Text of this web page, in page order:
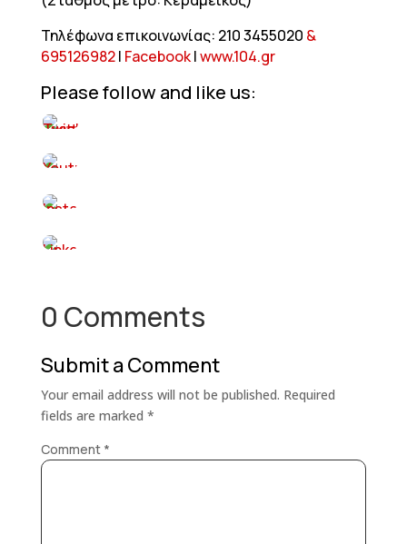
Τηλέφωνα επικοινωνίας: 210 3455020 &
695126982| Facebook|www.104.gr
Please follow and like us:
0 Comments
Submit a Comment
Your email address will not be published. Required
fields are marked *
Comment *